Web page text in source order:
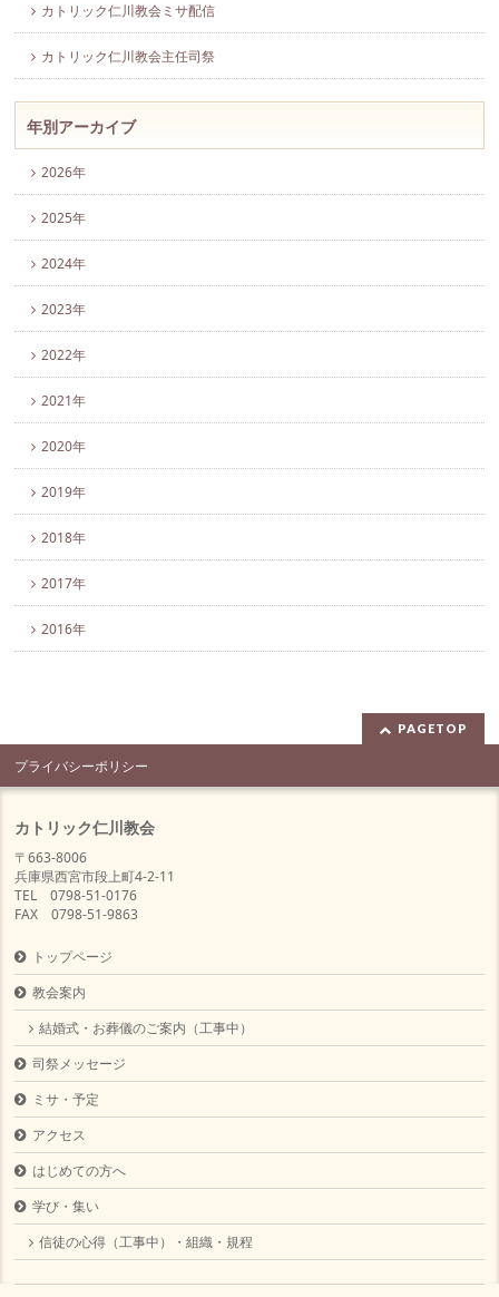
カトリック仁川教会ミサ配信
カトリック仁川教会主任司祭
年別アーカイブ
2026年
2025年
2024年
2023年
2022年
2021年
2020年
2019年
2018年
2017年
2016年
PAGETOP
プライバシーポリシー
カトリック仁川教会
〒663-8006
兵庫県西宮市段上町4-2-11
TEL 0798-51-0176
FAX 0798-51-9863
トップページ
教会案内
結婚式・お葬儀のご案内（工事中）
司祭メッセージ
ミサ・予定
アクセス
はじめての方へ
学び・集い
信徒の心得（工事中）・組織・規程